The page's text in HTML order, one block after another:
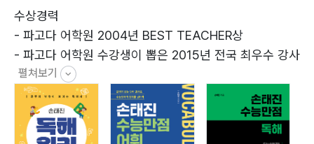
수상경력
- 파고다 어학원 2004년 BEST TEACHER상
- 파고다 어학원 수강생이 뽑은 2015년 전국 최우수 강사
상
저서
- 손태진 수능만점어휘(2026, 좋은땅)
펼쳐보기